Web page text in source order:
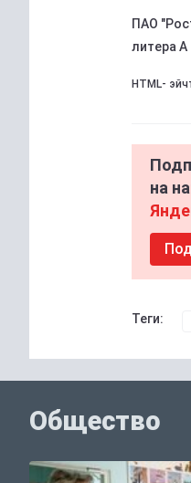
ПАО
литера А
HTML-
на
Теги:
Общество